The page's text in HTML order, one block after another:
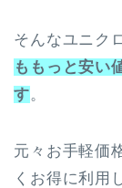
そんなユニク
ももっと安い
す。
元々お手軽価
くお得に利用